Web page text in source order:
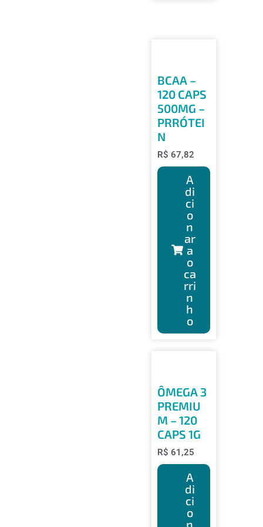
BCAA –
120 CAPS
500MG –
PRRÓTEI
N
R$ 67,82
A
di
ci
o
n
ar
a
o
ca
rri
n
h
o
ÔMEGA 3
PREMIU
M – 120
CAPS 1G
R$ 61,25
A
di
ci
o